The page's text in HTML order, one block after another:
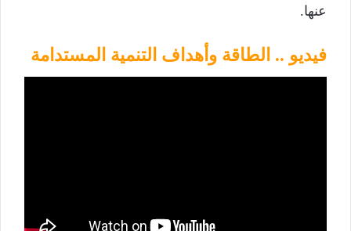
عنها.
فيديو .. الطاقة وأهداف التنمية المستدامة